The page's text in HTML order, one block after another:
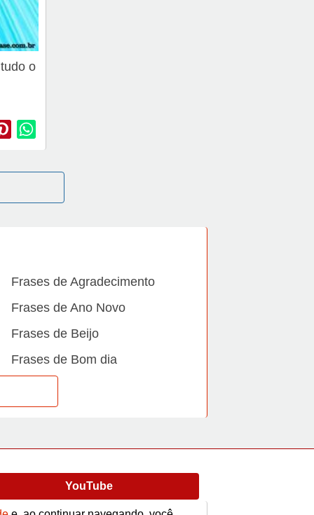
o
Frases de Agradecimento
Frases de Ano Novo
Frases de Beijo
Frases de Bom dia
Frases de Dia Internacional
Frases de Informática
YouTube